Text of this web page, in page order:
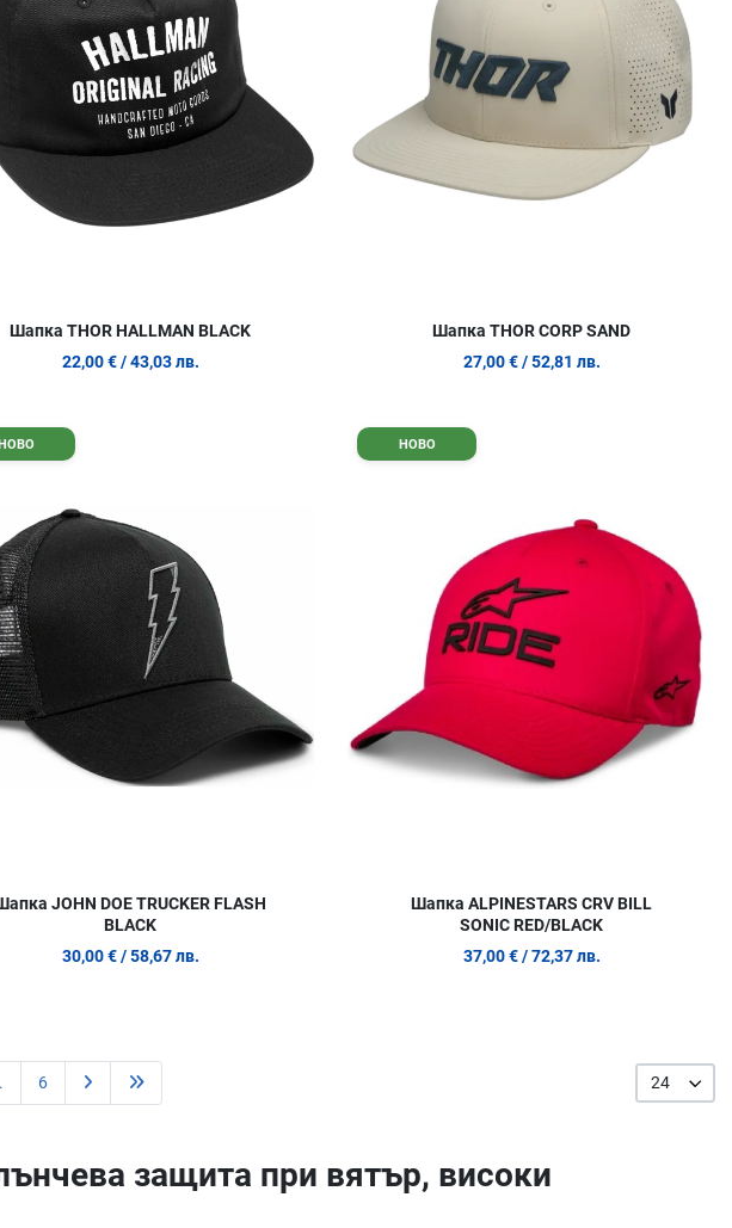
Шапка THOR HALLMAN BLACK
22,00 € / 43,03 лв.
Шапка THOR CORP SAND
27,00 € / 52,81 лв.
Добави в любими
JOHN DOE TRUCKER FLASH
BLACK
30,00 € / 58,67 лв.
НОВО
Шапка ALPINESTARS CRV BILL
SONIC RED/BLACK
37,00 € / 72,37 лв.
6 24
защита при вятър, високи